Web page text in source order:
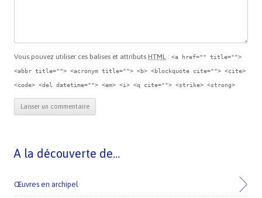
Vous pouvez utiliser ces balises et attributs HTML : <a href="" title="">
<abbr title=""> <acronym title=""> <b> <blockquote cite=""> <cite>
<code> <del datetime=""> <em> <i> <q cite=""> <strike> <strong>
A la découverte de…
Œuvres en archipel